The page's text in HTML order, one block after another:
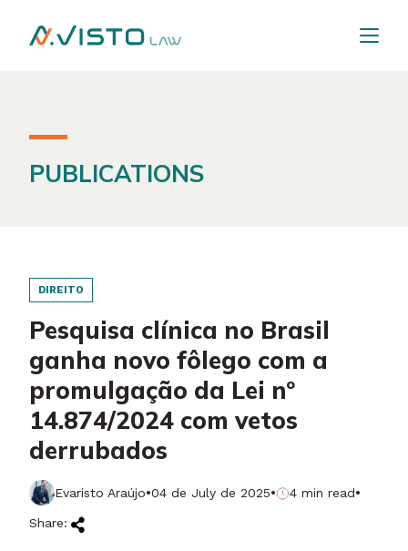
PUBLICATIONS
DIREITO
Pesquisa clínica no Brasil
ganha novo fôlego com a
promulgação da Lei nº
14.874/2024 com vetos
derrubados
Evaristo Araújo·04 de July de 2025· 4 min read·
Share: